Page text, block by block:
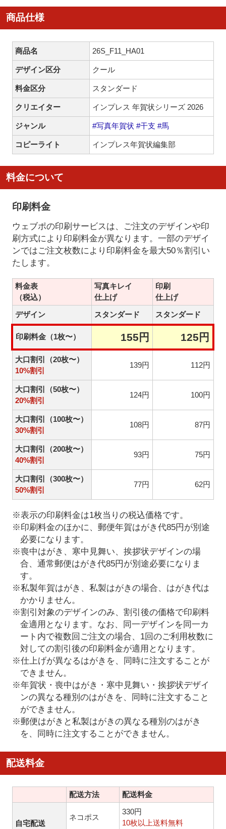
商品仕様
商品名 26S_F11_HA01
デザイン区分 クール
料金区分 スタンダード
クリエイター インプレス 年賀状シリーズ 2026
ジャンル #写真年賀状 #干支 #馬
コピーライト インプレス年賀状編集部
料金について
印刷料金
ウェブポの印刷サービスは、ご注文のデザインや印
刷方式により印刷料金が異なります。一部のデザイ
ンではご注文枚数により印刷料金を最大50％割引い
たします。
料金表
（税込）
写真キレイ
仕上げ
印刷
仕上げ
デザイン
スタンダード スタンダード
印刷料金（1枚〜） 155円 125円
大口割引（20枚〜）
10%割引
139円 112円
大口割引（50枚〜）
20%割引
124円 100円
大口割引（100枚〜）
30%割引
108円 87円
大口割引（200枚〜）
40%割引
93円 75円
大口割引（300枚〜）
50%割引
77円 62円
※表示の印刷料金は1枚当りの税込価格です。
※印刷料金のほかに、郵便年賀はがき代85円が別途
必要になります。
※喪中はがき、寒中見舞い、挨拶状デザインの場
合、通常郵便はがき代85円が別途必要になりま
す。
※私製年賀はがき、私製はがきの場合、はがき代は
かかりません。
※割引対象のデザインのみ、割引後の価格で印刷料
金適用となります。なお、同一デザインを同一カ
ート内で複数回ご注文の場合、1回のご利用枚数に
対しての割引後の印刷料金が適用となります。
※仕上げが異なるはがきを、同時に注文することが
できません。
※年賀状・喪中はがき・寒中見舞い・挨拶状デザイ
ンの異なる種別のはがきを、同時に注文すること
ができません。
※郵便はがきと私製はがきの異なる種別のはがき
を、同時に注文することができません。
配送料金
配送方法 配送料金
自宅配送
ネコポス
330円
10枚以上送料無料